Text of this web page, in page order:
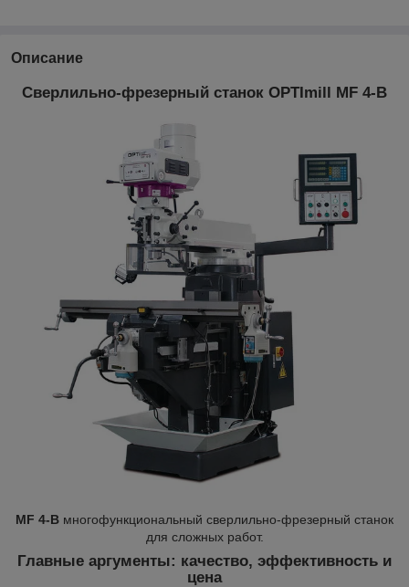
Описание
Сверлильно-фрезерный станок OPTImill MF 4-B
MF 4-B многофункциональный сверлильно-фрезерный станок
для сложных работ.
Главные аргументы: качество, эффективность и
цена